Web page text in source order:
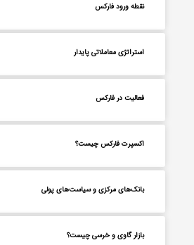
نقطه ورود فارکس
استراتژی معاملاتی پایدار
فعالیت در فارکس
اکسپرت فارکس چیست؟
بانک‌های مرکزی و سیاست‌های پولی
بازار گاوی و خرسی چیست؟